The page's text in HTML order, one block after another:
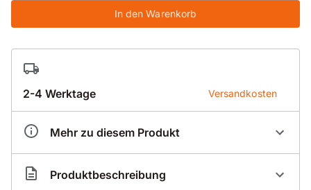
In den Warenkorb
2-4 Werktage Versandkosten
Mehr zu diesem Produkt
Artikelnummer BS015240
Produktbeschreibung